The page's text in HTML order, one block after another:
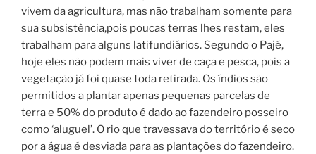
vivem da agricultura, mas não trabalham somente para
sua subsistência,pois poucas terras lhes restam, eles
trabalham para alguns latifundiários. Segundo o Pajé,
hoje eles não podem mais viver de caça e pesca, pois a
vegetação já foi quase toda retirada. Os índios são
permitidos a plantar apenas pequenas parcelas de
terra e 50% do produto é dado ao fazendeiro posseiro
como ‘aluguel’. O rio que travessava do território é seco
por a água é desviada para as plantações do fazendeiro.